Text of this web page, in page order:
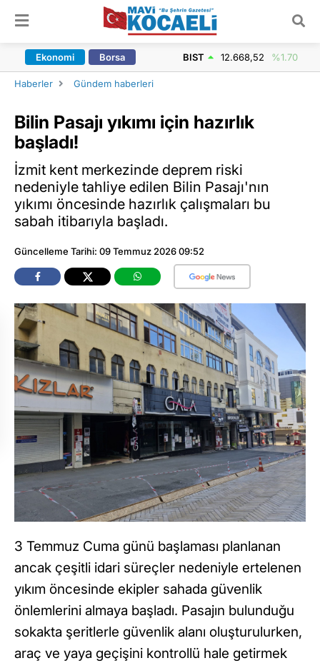
Ekonomi Borsa BIST 12.668,52 %1.70
Haberler Gündem haberleri
Bilin Pasajı yıkımı için hazırlık
başladı!
İzmit kent merkezinde deprem riski
nedeniyle tahliye edilen Bilin Pasajı'nın
yıkımı öncesinde hazırlık çalışmaları bu
sabah itibarıyla başladı.
Güncelleme Tarihi: 09 Temmuz 2026 09:52
3 Temmuz Cuma günü başlaması planlanan
ancak çeşitli idari süreçler nedeniyle ertelenen
yıkım öncesinde ekipler sahada güvenlik
önlemlerini almaya başladı. Pasajın bulunduğu
sokakta şeritlerle güvenlik alanı oluşturulurken,
araç ve yaya geçişini kontrollü hale getirmek